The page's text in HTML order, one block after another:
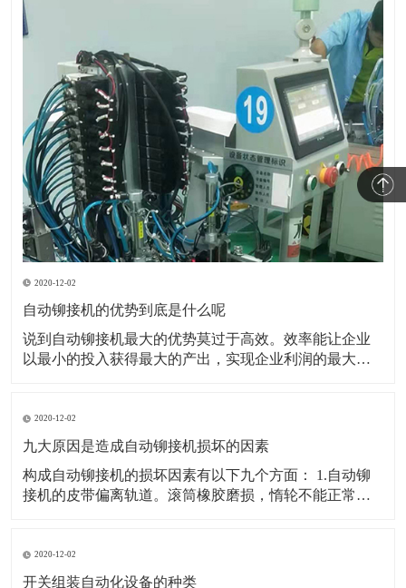
2020-12-02
自动铆接机的优势到底是什么呢
说到自动铆接机最大的优势莫过于高效。效率能让企业
以最小的投入获得最大的产出，实现企业利润的最大
有工作效率。并且逐个人工铆接也不可能保证产品的一
致性。所以企业必然会选择可以实现自动穿接自动铆接
2020-12-02
九大原因是造成自动铆接机损坏的因素
构成自动铆接机的损坏因素有以下九个方面： 1.自动铆
接机的皮带偏离轨道。滚筒橡胶磨损，惰轮不能正常工
在，在排出之前，皮带部分中的惰轮有一定的磨损。 2.
自动铆接机的皮带返回部分固定在骨灰上
2020-12-02
开关组装自动化设备的种类